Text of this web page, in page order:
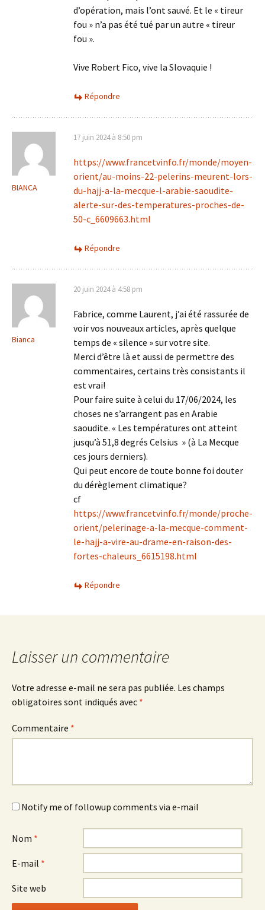
d’opération, mais l’ont sauvé. Et le « tireur
fou » n’a pas été tué par un autre « tireur
fou ».
Vive Robert Fico, vive la Slovaquie !
Répondre
BIANCA
17 juin 2024 à 8:50 pm
https://www.francetvinfo.fr/monde/moyen-
orient/au-moins-22-pelerins-meurent-lors-
du-hajj-a-la-mecque-l-arabie-saoudite-
alerte-sur-des-temperatures-proches-de-
50-c_6609663.html
Répondre
Bianca
20 juin 2024 à 4:58 pm
Fabrice, comme Laurent, j’ai été rassurée de
voir vos nouveaux articles, après quelque
temps de « silence » sur votre site.
Merci d’être là et aussi de permettre des
commentaires, certains très consistants il
est vrai!
Pour faire suite à celui du 17/06/2024, les
choses ne s’arrangent pas en Arabie
saoudite. « Les températures ont atteint
jusqu’à 51,8 degrés Celsius » (à La Mecque
ces jours derniers).
Qui peut encore de toute bonne foi douter
du dérèglement climatique?
cf
https://www.francetvinfo.fr/monde/proche-
orient/pelerinage-a-la-mecque-comment-
le-hajj-a-vire-au-drame-en-raison-des-
fortes-chaleurs_6615198.html
Répondre
Laisser un commentaire
Votre adresse e-mail ne sera pas publiée. Les champs
obligatoires sont indiqués avec *
Commentaire *
Notify me of followup comments via e-mail
Nom *
E-mail *
Site web